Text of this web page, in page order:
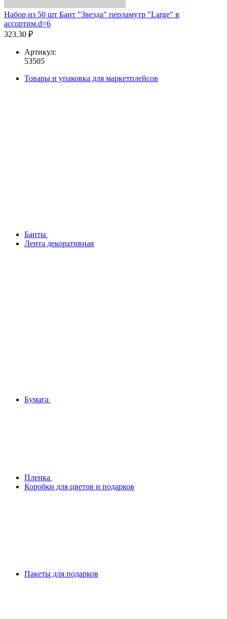
Набор из 50 шт Бант "Звезда" перламутр "Large" в
ассортим.d=6
323.30 ₽
Артикул:
53505
Товары и упаковка для маркетплейсов
Банты
Лента декоративная
Бумага
Плeнка
Коробки для цветов и подарков
Пакеты для подарков